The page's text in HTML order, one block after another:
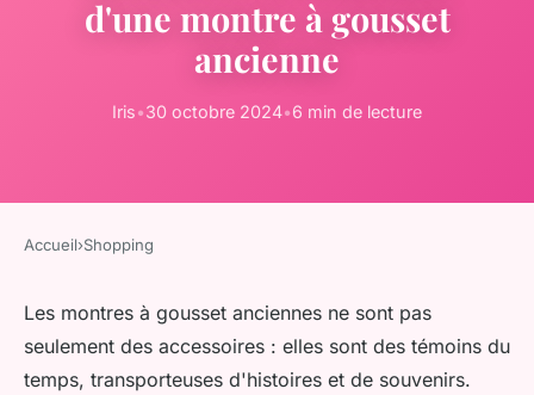
d'une montre à gousset
ancienne
Iris•30 octobre 2024•6 min de lecture
Accueil›Shopping
Les montres à gousset anciennes ne sont pas
seulement des accessoires : elles sont des témoins du
temps, transporteuses d'histoires et de souvenirs.